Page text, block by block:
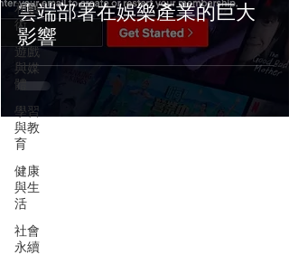
和藝
術
遊戲
與媒
體
學習
與教
育
健康
與生
活
社會
永續
雲端部署在娛樂產業的巨大
影響